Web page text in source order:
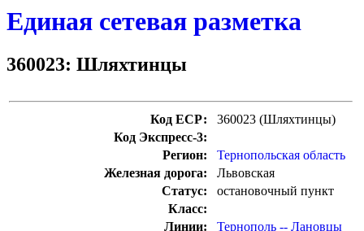
Единая сетевая разметка
360023: Шляхтинцы
Код ЕСР:
360023 (Шляхтинцы)
Код Экспресс-3:
Регион:
Тернопольская область
Железная дорога:
Львовская
Статус:
остановочный пункт
Класс:
Линии:
Тернополь -- Лановцы